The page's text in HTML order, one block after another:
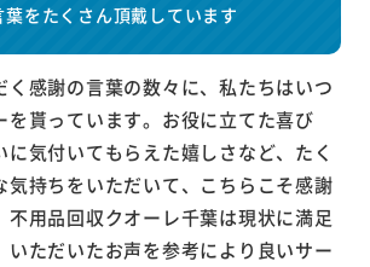
葉をたくさん頂戴しています
く感謝の言葉の数々に、私たちはいつ
を貰っています。お役に立てた喜び
に気付いてもらえた嬉しさなど、たく
気持ちをいただいて、こちらこそ感謝
不用品回収クオーレ千葉は現状に満足
いただいたお声を参考により良いサー